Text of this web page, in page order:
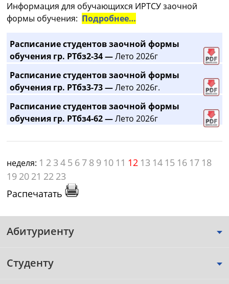
Информация для обучающихся ИРТСУ заочной
формы обучения: Подробнее…
Расписание студентов заочной формы
обучения гр. РТбз2-34 —Лето 2026г
Расписание студентов заочной формы
обучения гр. РТбз3-73 —Лето 2026г.
Расписание студентов заочной формы
обучения гр. РТбз4-62 —Лето 2026г
неделя: 1 2 3 4 5 6 7 8 9 10 11 12 13 14 15 16 17 18
19 20 21 22 23
Распечатать
Абитуриенту
Студенту